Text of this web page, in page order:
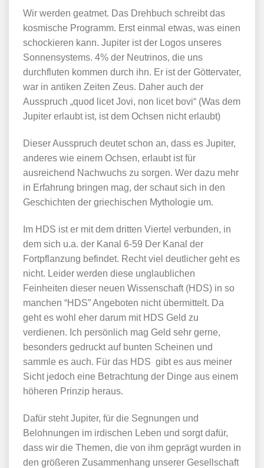
Wir werden geatmet. Das Drehbuch schreibt das
kosmische Programm. Erst einmal etwas, was einen
schockieren kann. Jupiter ist der Logos unseres
Sonnensystems. 4% der Neutrinos, die uns
durchfluten kommen durch ihn. Er ist der Göttervater,
war in antiken Zeiten Zeus. Daher auch der
Ausspruch „quod licet Jovi, non licet bovi“ (Was dem
Jupiter erlaubt ist, ist dem Ochsen nicht erlaubt)
Dieser Ausspruch deutet schon an, dass es Jupiter,
anderes wie einem Ochsen, erlaubt ist für
ausreichend Nachwuchs zu sorgen. Wer dazu mehr
in Erfahrung bringen mag, der schaut sich in den
Geschichten der griechischen Mythologie um.
Im HDS ist er mit dem dritten Viertel verbunden, in
dem sich u.a. der Kanal 6-59 Der Kanal der
Fortpflanzung befindet. Recht viel deutlicher geht es
nicht. Leider werden diese unglaublichen
Feinheiten dieser neuen Wissenschaft (HDS) in so
manchen “HDS” Angeboten nicht übermittelt. Da
geht es wohl eher darum mit HDS Geld zu
verdienen. Ich persönlich mag Geld sehr gerne,
besonders gedruckt auf bunten Scheinen und
sammle es auch. Für das HDS gibt es aus meiner
Sicht jedoch eine Betrachtung der Dinge aus einem
höheren Prinzip heraus.
Dafür steht Jupiter, für die Segnungen und
Belohnungen im irdischen Leben und sorgt dafür,
dass wir die Themen, die von ihm geprägt wurden in
den größeren Zusammenhang unserer Gesellschaft